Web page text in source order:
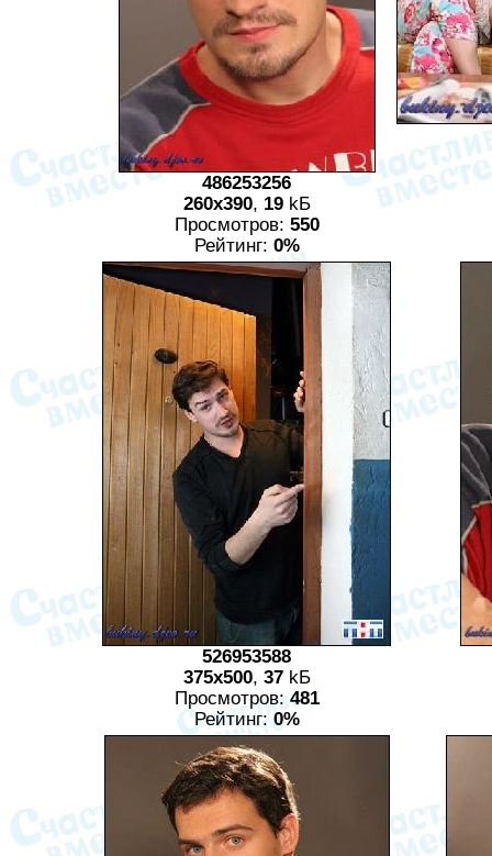
486253256
260x390, 19kБ
Просмотров: 550
Рейтинг: 0%
526953588
375x500, 37kБ
Просмотров:481
Рейтинг:0%